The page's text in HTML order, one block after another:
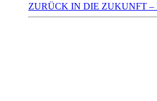
ZURÜCK IN DIE ZUKUNFT –